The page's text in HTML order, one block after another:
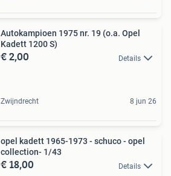
Autokampioen 1975 nr. 19 (o.a. Opel
Kadett 1200 S)
€ 2,00 Details
Zwijndrecht 8 jun 26
opel kadett 1965-1973 - schuco - opel
collection- 1/43
€ 18,00 Details